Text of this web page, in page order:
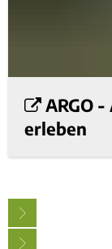
ARGO
erleben